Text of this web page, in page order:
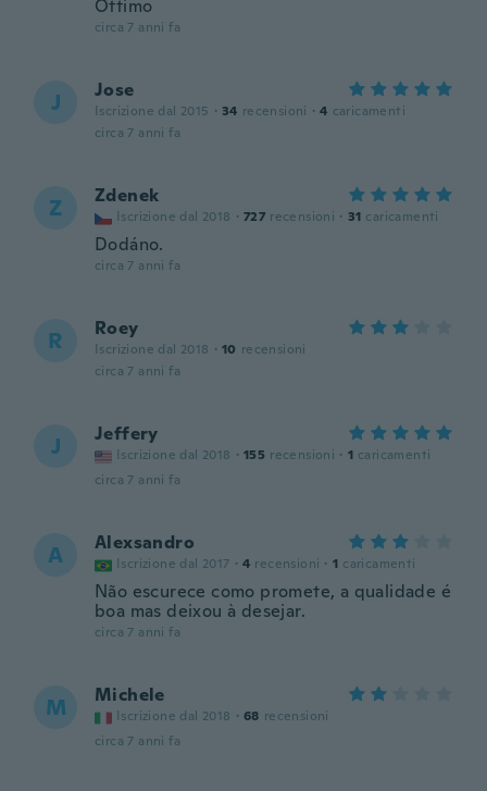
Ottimo
circa 7 anni fa
J Jose
Iscrizione dal 2015 · 34 recensioni · 4 caricamenti
circa 7 anni fa
Z Zdenek
Iscrizione dal 2018 · 727 recensioni · 31 caricamenti
Dodáno.
circa 7 anni fa
R Roey
Iscrizione dal 2018 · 10 recensioni
circa 7 anni fa
J Jeffery
Iscrizione dal 2018 · 155 recensioni · 1 caricamenti
circa 7 anni fa
A Alexsandro
Iscrizione dal 2017 · 4 recensioni · 1 caricamenti
Não escurece como promete, a qualidade é
boa mas deixou à desejar.
circa 7 anni fa
M Michele
Iscrizione dal 2018 · 68 recensioni
circa 7 anni fa